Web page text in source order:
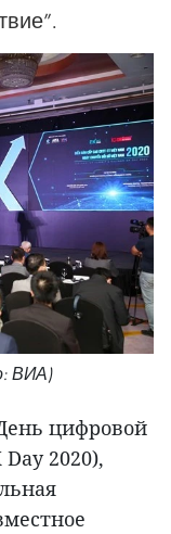
ВИА)
цифровой
2020),